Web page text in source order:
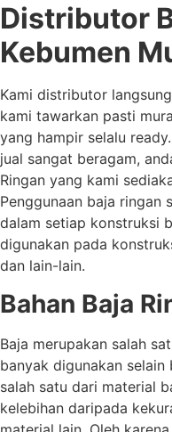
Distributor
Kebumen
Kami distributor
kami tawarkan pasti
yang hampir selalu
jual sangat beragam,
Ringan yang kami
Penggunaan baja ringan
dalam setiap konstruksi
digunakan pada
dan lain-lain.
Bahan Baja
Baja merupakan salah
banyak digunakan
salah satu dari material
kelebihan daripada